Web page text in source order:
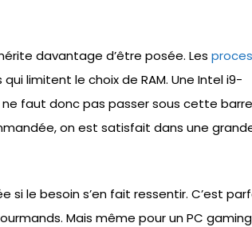
davantage d’être posée. Les
limitent le choix de RAM. Une Intel i9-
ne faut donc pas passer sous cette
on est satisfait dans une
le besoin s’en fait ressentir. C’est
Mais même pour un PC gaming